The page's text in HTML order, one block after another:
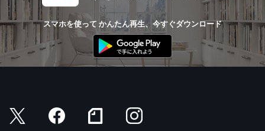
スマホを使って かんたん再生、今すぐダウンロード